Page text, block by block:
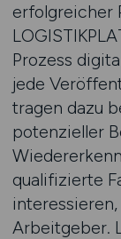
erfolgreicher
Prozess
jede
tragen dazu
potenzieller
qualifizierte
Arbeitgeber.